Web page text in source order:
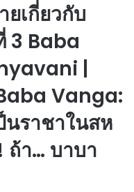
เกี่ยวกับ
3 Baba
|
Vanga:
นราชาในสห
ถ้า… บาบา